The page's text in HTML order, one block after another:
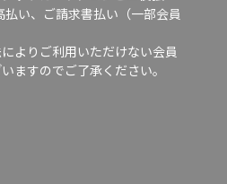
払い、ご請求書払い（一部会員
よりご利用いただけない会員
ますのでご了承ください。